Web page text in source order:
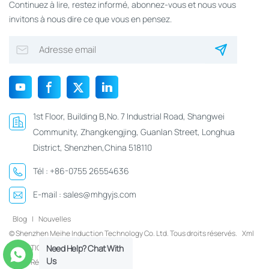
Continuez à lire, restez informé, abonnez-vous et nous vous
invitons à nous dire ce que vous en pensez.
1st Floor, Building B,No. 7 Industrial Road, Shangwei
Community, Zhangkengjing, Guanlan Street, Longhua
District, Shenzhen,China 518110
Tél : +86-0755 26554636
E-mail : sales@mhgyjs.com
Blog | Nouvelles
© Shenzhen Meihe Induction Technology Co. Ltd. Tous droits réservés. Xml
POLITIQUE DE CONFIDENTIALITÉ
Réseau IPv6 pris en charge
Need Help? Chat With
Us